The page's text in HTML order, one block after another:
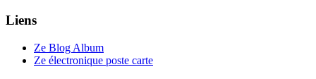
Liens
Ze Blog Album
Ze électronique poste carte